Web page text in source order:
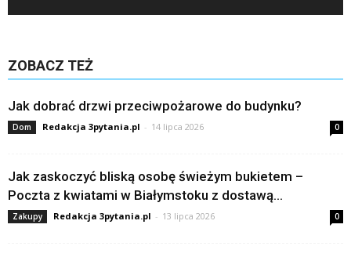
ZOBACZ TEŻ
Jak dobrać drzwi przeciwpożarowe do budynku?
Dom Redakcja 3pytania.pl - 14 lipca 2026 0
Jak zaskoczyć bliską osobę świeżym bukietem –
Poczta z kwiatami w Białymstoku z dostawą...
Zakupy Redakcja 3pytania.pl - 13 lipca 2026 0